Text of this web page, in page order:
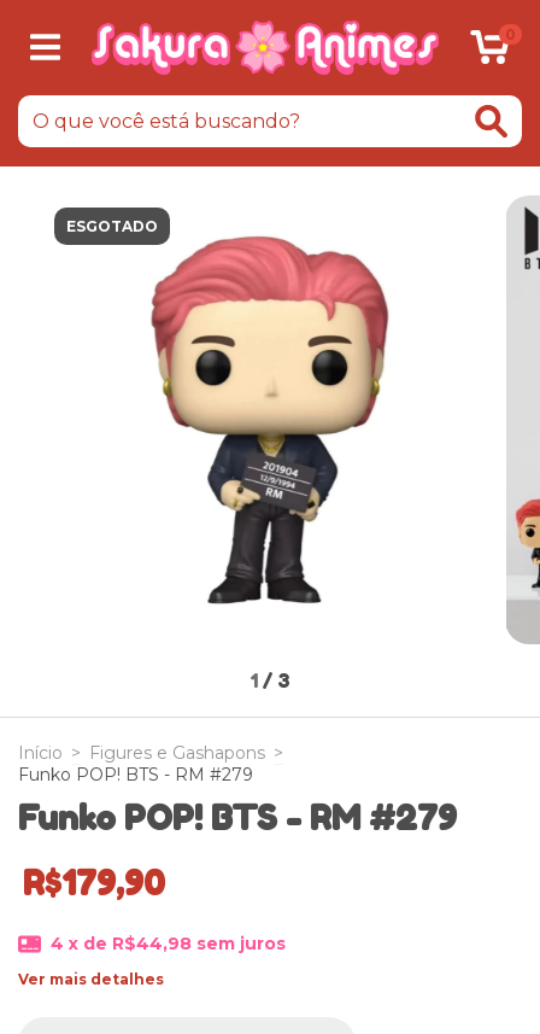
0
ESGOTADO
1 / 3
Início > Figures e Gashapons >
Funko POP! BTS - RM #279
Funko POP! BTS - RM #279
R$179,90
4 x de R$44,98 sem juros
Ver mais detalhes